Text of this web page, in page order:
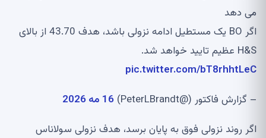
می دهد
اگر BO یک مستطیل ادامه نزولی باشد، هدف 43.70 از بالای
H&S عظیم تایید خواهد شد.
pic.twitter.com/bT8rhhtLeC
– گزارش فاکتور (@PeterLBrandt)
16 مه 2026
اگر روند نزولی فوق به پایان برسد، هدف نزولی سولاناس